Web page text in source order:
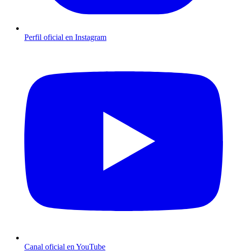
Perfil oficial en Instagram
Canal oficial en YouTube